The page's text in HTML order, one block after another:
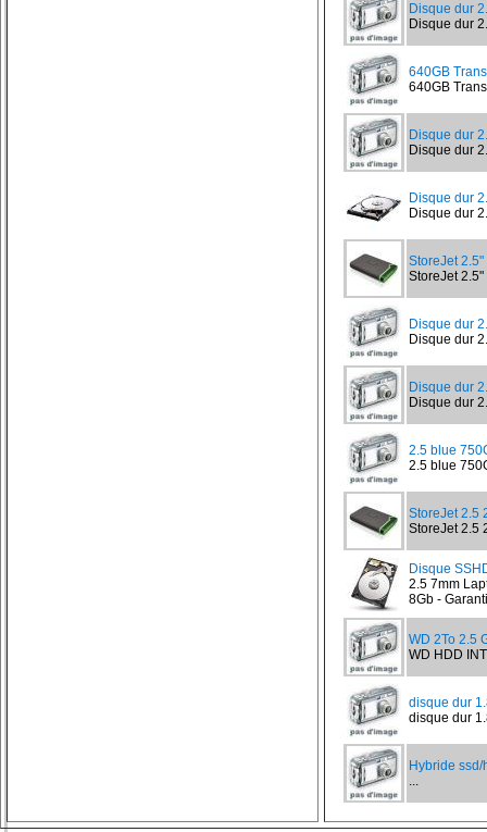
Disque dur
Disque dur
640GB
640GB
Disque dur
Disque dur
Disque dur
Disque dur
StoreJet
StoreJet
Disque dur
Disque dur
Disque dur
Disque dur
2.5 blue
2.5 blue
StoreJet 2.5
StoreJet 2.5
Disque
2.5 7mm
8Gb -
WD 2To 2.5
WD HDD
disque dur
disque dur
Hybride
...